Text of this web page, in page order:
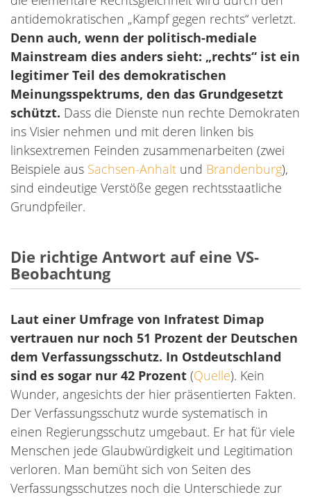
antidemokratischen „Kampf gegen rechts“ verletzt.
Denn auch, wenn der politisch-mediale
Mainstream dies anders sieht: „rechts“ ist ein
legitimer Teil des demokratischen
Meinungsspektrums, den das Grundgesetzt
schützt. Dass die Dienste nun rechte Demokraten
ins Visier nehmen und mit deren linken bis
linksextremen Feinden zusammenarbeiten (zwei
Beispiele aus Sachsen-Anhalt und Brandenburg),
sind eindeutige Verstöße gegen rechtsstaatliche
Grundpfeiler.
Die richtige Antwort auf eine VS-
Beobachtung
Laut einer Umfrage von Infratest Dimap
vertrauen nur noch 51 Prozent der Deutschen
dem Verfassungsschutz. In Ostdeutschland
sind es sogar nur 42 Prozent (Quelle). Kein
Wunder, angesichts der hier präsentierten Fakten.
Der Verfassungsschutz wurde systematisch in
einen Regierungsschutz umgebaut. Er hat für viele
Menschen jede Glaubwürdigkeit und Legitimation
verloren. Man bemüht sich von Seiten des
Verfassungsschutzes noch die Unterschiede zur